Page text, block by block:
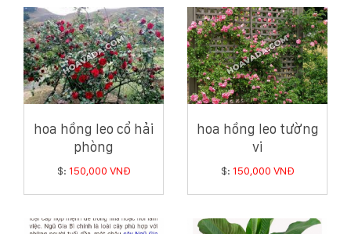
hoa hồng leo cổ hải
phòng
$: 150,000 VNĐ
hoa hồng leo tường
vi
$: 150,000 VNĐ